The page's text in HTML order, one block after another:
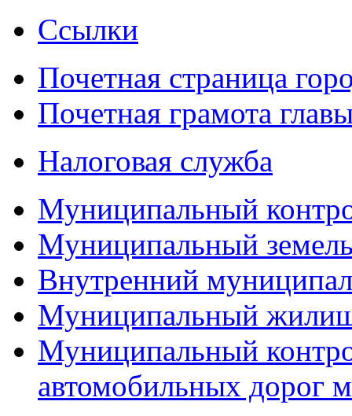
Ссылки
Почетная страница
Почетная грамота
Налоговая служба
Муниципальный
Муниципальный
Внутренний
Муниципальный
Муниципальный
автомобильных дорог